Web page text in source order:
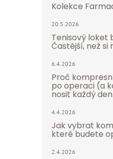
Kolekce
20.5.2026
Tenisový loket
Častější, než si
6.4.2026
Proč
po operaci (a
nosit každý
4.4.2026
Jak vybrat
které budete
2.4.2026